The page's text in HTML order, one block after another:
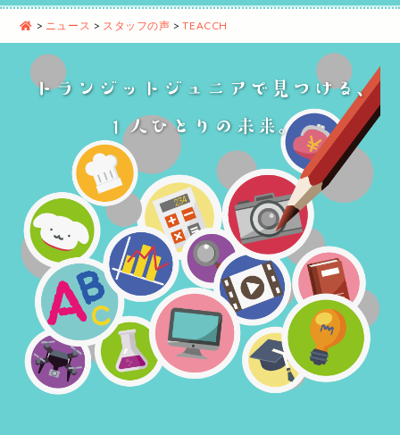
> ニュース > スタッフの声 >TEACCH